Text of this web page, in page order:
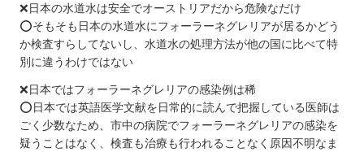
❌日本の水道水は安全でオーストリアだから危険なだけ
⭕️そもそも日本の水道水にフォーラーネグレリアが居るかどう
か検査すらしてないし、水道水の処理方法が他の国に比べて特
別に違うわけではない
❌日本ではフォーラーネグレリアの感染例は稀
⭕️日本では英語医学文献を日常的に読んで把握している医師は
ごく少数なため、市中の病院でフォーラーネグレリアの感染を
疑うことはなく、検査も治療も行われることなく原因不明なま